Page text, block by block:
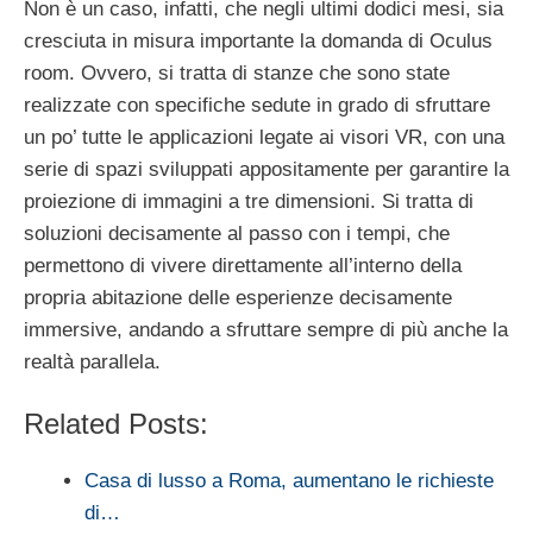
Non è un caso, infatti, che negli ultimi dodici mesi, sia
cresciuta in misura importante la domanda di Oculus
room. Ovvero, si tratta di stanze che sono state
realizzate con specifiche sedute in grado di sfruttare
un po’ tutte le applicazioni legate ai visori VR, con una
serie di spazi sviluppati appositamente per garantire la
proiezione di immagini a tre dimensioni. Si tratta di
soluzioni decisamente al passo con i tempi, che
permettono di vivere direttamente all’interno della
propria abitazione delle esperienze decisamente
immersive, andando a sfruttare sempre di più anche la
realtà parallela.
Related Posts:
Casa di lusso a Roma, aumentano le richieste
di…